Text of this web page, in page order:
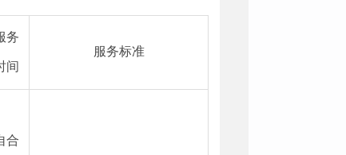
务
间
服务标准
合